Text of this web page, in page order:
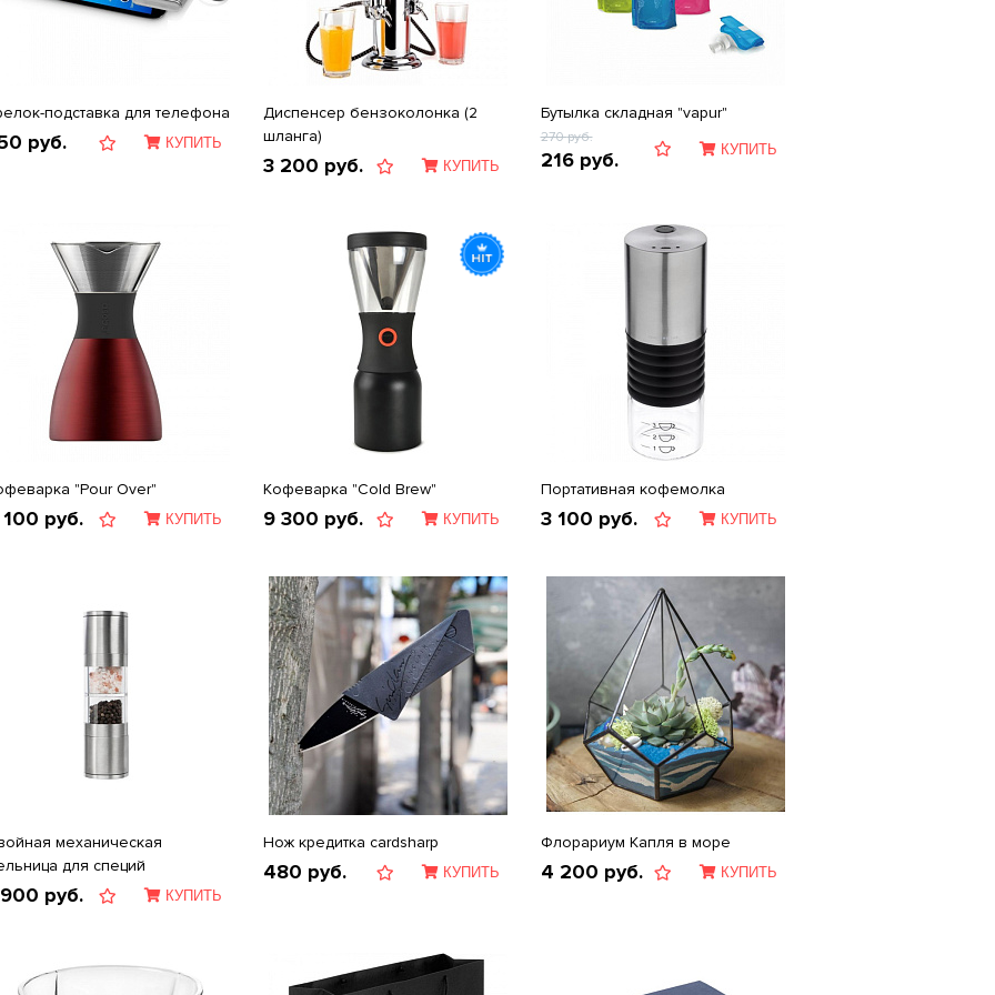
подставка для телефона
руб. КУПИТЬ
Диспенсер бензоколонка (2
шланга)
3 200 руб. КУПИТЬ
Бутылка складная "vapur"
270руб.
216 руб. КУПИТЬ
"Pour Over"
руб. КУПИТЬ
Кофеварка "Cold Brew"
9 300 руб. КУПИТЬ
Портативная кофемолка
3 100 руб. КУПИТЬ
механическая
для специй
руб. КУПИТЬ
Нож кредитка cardsharp
480 руб. КУПИТЬ
Флорариум Капля в море
4 200 руб. КУПИТЬ